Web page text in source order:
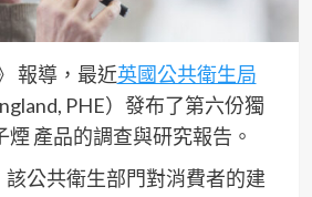
報導，最近英國公共衛生局
PHE）發布了第六份獨
煙 產品的調查與研究報告。
公共衛生部門對消費者的建